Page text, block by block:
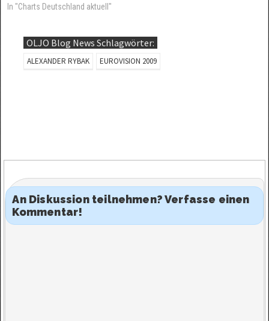
Schuhmacher von Platz 1
In "Charts Deutschland aktuell"
OLJO Blog News Schlagwörter:
ALEXANDER RYBAK EUROVISION 2009
An Diskussion teilnehmen? Verfasse einen
Kommentar!